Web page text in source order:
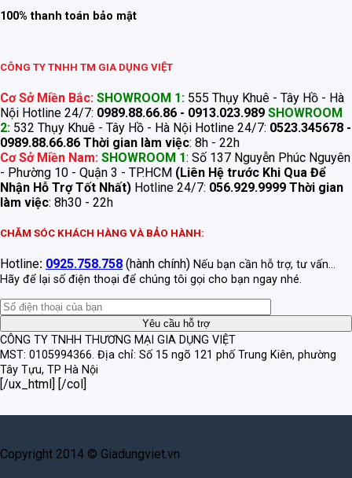
100% thanh toán bảo mật
CÔNG TY TNHH TM GIA DỤNG VIỆT
Cơ Sở Miền Bắc: SHOWROOM 1: 555 Thụy Khuê - Tây Hồ - Hà
Nội Hotline 24/7: 0989.88.66.86 - 0913.023.989 SHOWROOM
2: 532 Thụy Khuê - Tây Hồ - Hà Nội Hotline 24/7: 0523.345678 -
0989.88.66.86 Thời gian làm việc: 8h - 22h
Cơ Sở Miền Nam: SHOWROOM 1: Số 137 Nguyễn Phúc Nguyên
- Phường 10 - Quận 3 - TP.HCM (Liên Hệ trước Khi Qua Để
Nhận Hỗ Trợ Tốt Nhất) Hotline 24/7: 056.929.9999 Thời gian
làm việc: 8h30 - 22h
CHĂM SÓC KHÁCH HÀNG VÀ BẢO HÀNH:
Hotline: 0925.758.758 (hành chính) Nếu bạn cần hỗ trợ, tư vấn...
Hãy để lại số điện thoại để chúng tôi gọi cho bạn ngay nhé.
CÔNG TY TNHH THƯƠNG MẠI GIA DỤNG VIỆT
MST: 0105994366. Địa chỉ: Số 15 ngõ 121 phố Trung Kiên, phường
Tây Tựu, TP Hà Nội
[/ux_html] [/col]
Copyright 2014 © Giadungviet.vn